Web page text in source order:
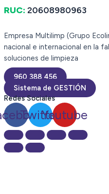
RUC: 20608980963
Empresa Multilimp (Grupo
nacional e internacional en la
soluciones de limpieza
960 388 456
Sistema de GESTIÓN
Redes Sociales
TwitterYoutube